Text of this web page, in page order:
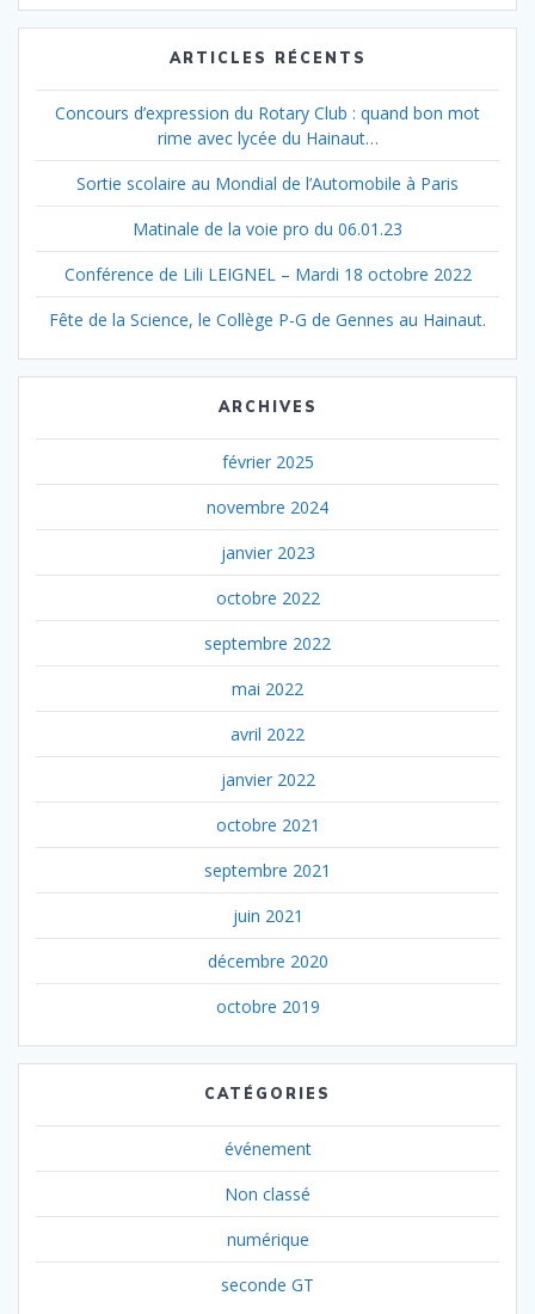
:
ARTICLES RÉCENTS
Concours d’expression du Rotary Club : quand bon mot
rime avec lycée du Hainaut…
Sortie scolaire au Mondial de l’Automobile à Paris
Matinale de la voie pro du 06.01.23
Conférence de Lili LEIGNEL – Mardi 18 octobre 2022
Fête de la Science, le Collège P-G de Gennes au Hainaut.
ARCHIVES
février 2025
novembre 2024
janvier 2023
octobre 2022
septembre 2022
mai 2022
avril 2022
janvier 2022
octobre 2021
septembre 2021
juin 2021
décembre 2020
octobre 2019
CATÉGORIES
événement
Non classé
numérique
seconde GT